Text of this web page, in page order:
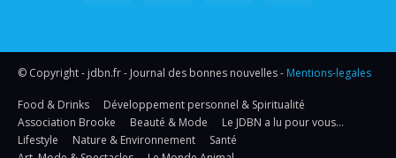
© Copyright - jdbn.fr - Journal des bonnes nouvelles - Mentions-legales
Food & Drinks
Développement personnel & Spiritualité
Association Brooke
Beauté & Mode
Le JDBN a lu pour vous…
Lifestyle
Nature & Environnement
Santé